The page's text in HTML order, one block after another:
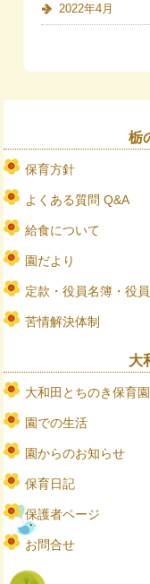
2022年4月
栃
保育方針
よくある質問 Q&A
給食について
園だより
定款・役員名簿・役
苦情解決体制
大
大和田とちのき保育
園での生活
園からのお知らせ
保育日記
保護者ページ
お問合せ